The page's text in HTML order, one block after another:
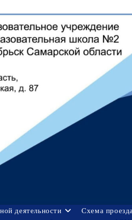
деятельности
Схема проезда